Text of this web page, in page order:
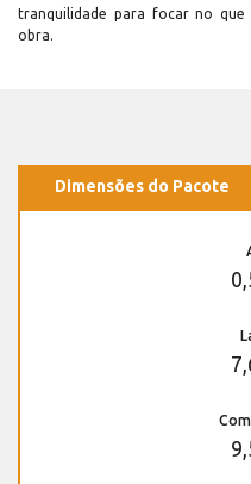
tranquilidade para focar no que
obra.
Dimensões do Pacote